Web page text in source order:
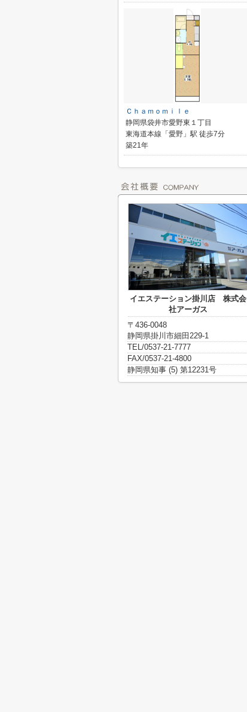
Ｃｈａｍｏｍｉｌｅ
静岡県袋井市愛野東１丁目
東海道本線「愛野」駅 徒歩7分
築21年
イエステーション掛川店 株式会
社アーガス
〒436-0048
静岡県掛川市細田229-1
TEL/0537-21-7777
FAX/0537-21-4800
静岡県知事 (5) 第12231号